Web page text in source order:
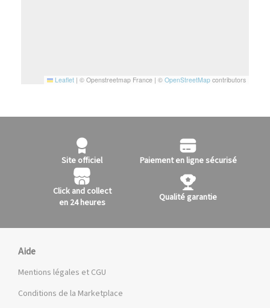
Leaflet | © Openstreetmap France | © OpenStreetMap contributors
Site officiel Paiement en ligne sécurisé
Click and collect
en 24 heures
Qualité garantie
Aide
Mentions légales et CGU
Conditions de la Marketplace